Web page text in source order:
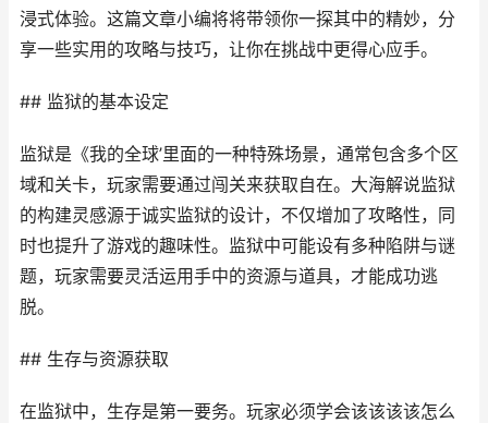
浸式体验。这篇文章小编将将带领你一探其中的精妙，分
享一些实用的攻略与技巧，让你在挑战中更得心应手。
## 监狱的基本设定
监狱是《我的全球’里面的一种特殊场景，通常包含多个区
域和关卡，玩家需要通过闯关来获取自在。大海解说监狱
的构建灵感源于诚实监狱的设计，不仅增加了攻略性，同
时也提升了游戏的趣味性。监狱中可能设有多种陷阱与谜
题，玩家需要灵活运用手中的资源与道具，才能成功逃
脱。
## 生存与资源获取
在监狱中，生存是第一要务。玩家必须学会该该该该怎么